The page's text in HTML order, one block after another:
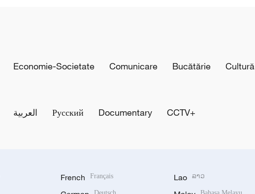
Economie-Societate Comunicare Bucătărie Cultură
العربية Русский Documentary CCTV+
French Français Lao ລາວ